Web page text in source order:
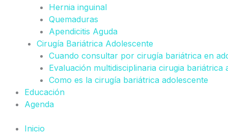
Hernia inguinal
Quemaduras
Apendicitis Aguda
Cirugía Bariátrica Adolescente
Cuando consultar por cirugía bariátrica en
Evaluación multidisciplinaria cirugia bariátrica
Como es la cirugía bariátrica adolescente
Educación
Agenda
Inicio